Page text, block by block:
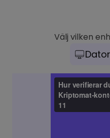
Välj vilken
Dator